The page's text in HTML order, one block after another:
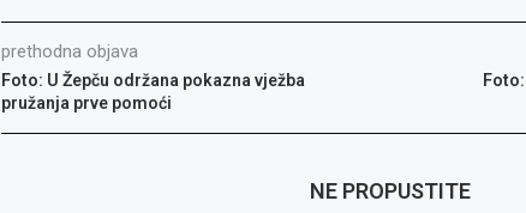
prethodna objava
Foto: U Žepču održana pokazna vježba
pružanja prve pomoći
NE PROPUSTITE